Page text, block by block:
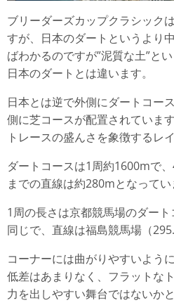
ブリーダーズカップクラシック
すが、日本のダートというより
ばわかるのですが”泥質な土”と
日本のダートとは違います。
日本とは逆で外側にダートコー
側に芝コースが配置されていま
トレースの盛んさを象徴するレ
ダートコースは1周約1600mで
までの直線は約280mとなってい
1周の長さは京都競馬場のダー
同じで、直線は福島競馬場（
コーナーには曲がりやすいよう
低差はあまりなく、フラットな
力を出しやすい舞台ではないかと